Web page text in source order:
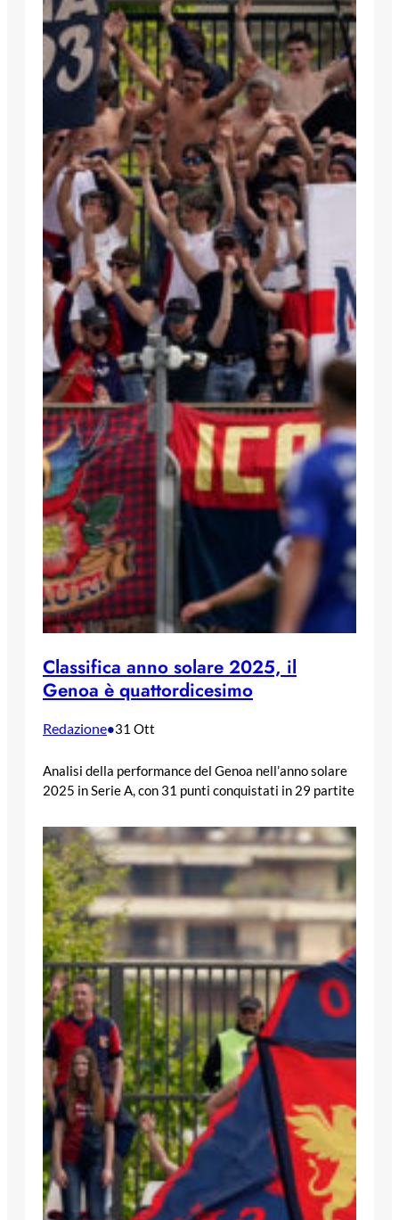
Classifica anno solare 2025, il
Genoa è quattordicesimo
Redazione•31 Ott
Analisi della performance del Genoa nell’anno solare
2025 in Serie A, con 31 punti conquistati in 29 partite